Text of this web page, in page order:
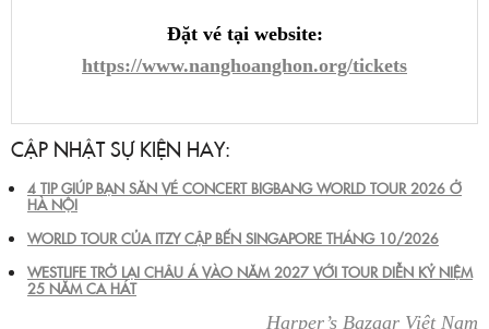
Đặt vé tại website:
https://www.nanghoanghon.org/tickets
CẬP NHẬT SỰ KIỆN HAY:
4 TIP GIÚP BẠN SĂN VÉ CONCERT BIGBANG WORLD TOUR 2026 Ở
HÀ NỘI
WORLD TOUR CỦA ITZY CẬP BẾN SINGAPORE THÁNG 10/2026
WESTLIFE TRỞ LẠI CHÂU Á VÀO NĂM 2027 VỚI TOUR DIỄN KỶ NIỆM
25 NĂM CA HÁT
Harper’s Bazaar Việt Nam